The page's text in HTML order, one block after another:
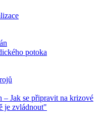
potoka
– Jak se připravit na krizové
je zvládnout"